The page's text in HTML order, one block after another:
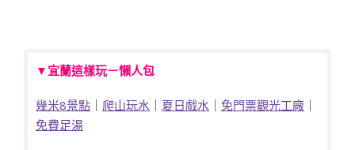
▼宜蘭這樣玩－懶人包
幾米8景點 ｜ 爬山玩水 ｜ 夏日戲水 ｜ 免門票觀光工廠 ｜
免費足湯